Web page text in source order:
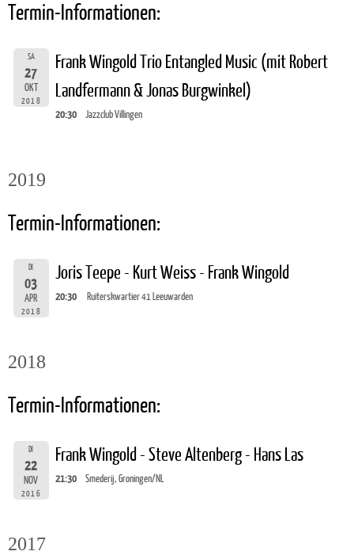
Termin-Informationen:
SA
27
OKT
2018
Frank Wingold Trio Entangled Music (mit Robert
Landfermann & Jonas Burgwinkel)
20:30 Jazzclub Villingen
2019
Termin-Informationen:
DI
03
APR
2018
Joris Teepe - Kurt Weiss - Frank Wingold
20:30 Ruiterskwartier 41 Leeuwarden
2018
Termin-Informationen:
DI
22
NOV
2016
Frank Wingold - Steve Altenberg - Hans Las
21:30 Smederij, Groningen/NL
2017